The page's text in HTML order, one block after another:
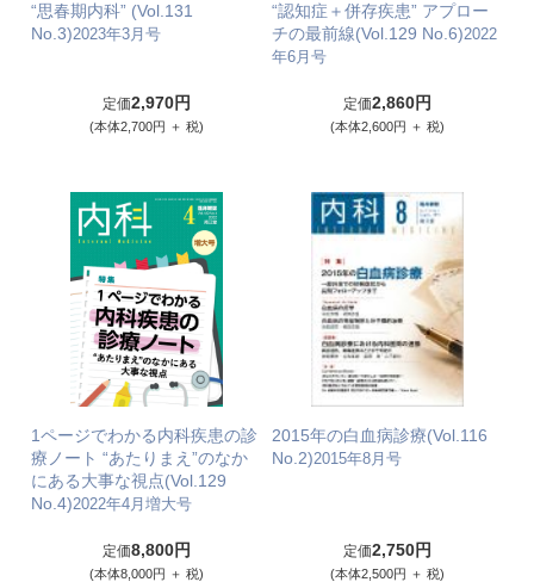
“思春期内科” (Vol.131
No.3)2023年3月号
定価2,970円
(本体2,700円 ＋ 税)
“認知症＋併存疾患” アプロー
チの最前線(Vol.129 No.6)2022
年6月号
定価2,860円
(本体2,600円 ＋ 税)
1ページでわかる内科疾患の診
療ノート “あたりまえ”のなか
にある大事な視点(Vol.129
No.4)2022年4月増大号
定価8,800円
(本体8,000円 ＋ 税)
2015年の白血病診療(Vol.116
No.2)2015年8月号
定価2,750円
(本体2,500円 ＋ 税)